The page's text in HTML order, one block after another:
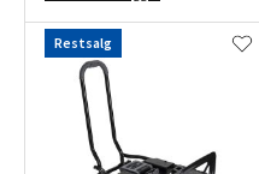
Restsalg